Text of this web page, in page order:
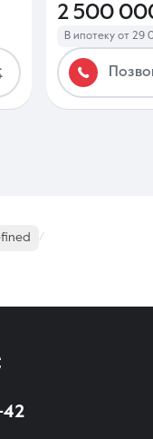
2 500
В ипотеку от 29
42